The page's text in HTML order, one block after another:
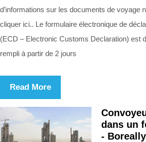
d’informations sur les documents de voyage
cliquer ici.. Le formulaire électronique de
(ECD – Electronic Customs Declaration) est
rempli à partir de 2 jours
Read More
dans un
- Boreally